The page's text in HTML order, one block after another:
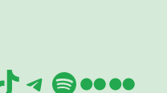
Telegram
Spotify
Flickr